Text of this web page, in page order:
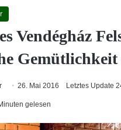
Vendégház
26. Mai 2016 Letztes Update
gelesen